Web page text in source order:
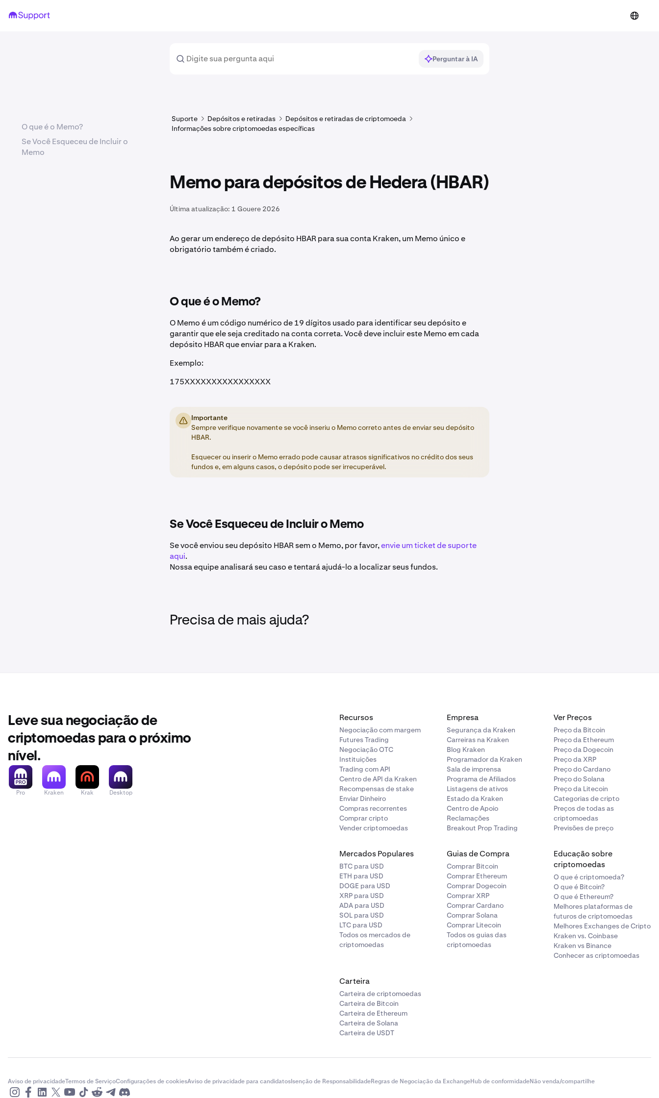
Perguntar à IA
Suporte Depósitos e retiradas
Depósitos e retiradas de criptomoeda
Informações sobre criptomoedas específicas
Memo para depósitos de Hedera (HBAR)
Última atualização: 1 Gouere 2026
Ao gerar um endereço de depósito HBAR para sua conta Kraken, um Memo único e
obrigatório também é criado.
O que é o Memo?
O Memo é um código numérico de 19 dígitos usado para identificar seu depósito e
garantir que ele seja creditado na conta correta. Você deve incluir este Memo em cada
depósito HBAR que enviar para a Kraken.
Exemplo:
175XXXXXXXXXXXXXXXX
Importante
Sempre verifique novamente se você inseriu o Memo correto antes de enviar seu depósito
HBAR.
Esquecer ou inserir o Memo errado pode causar atrasos significativos no crédito dos seus
fundos e, em alguns casos, o depósito pode ser irrecuperável.
Se Você Esqueceu de Incluir o Memo
Se você enviou seu depósito HBAR sem o Memo, por favor,envie um ticket de suporte
aqui.
Nossa equipe analisará seu caso e tentará ajudá-lo a localizar seus fundos.
O que é o Memo?
Se Você Esqueceu de Incluir o
Memo
Precisa de mais ajuda?
Leve sua negociação de
criptomoedas para o próximo
nível.
Pro Kraken Krak Desktop
Recursos
Negociação com margem
Futures Trading
Negociação OTC
Instituições
Trading com API
Centro de API da Kraken
Recompensas de stake
Enviar Dinheiro
Compras recorrentes
Comprar cripto
Vender criptomoedas
Empresa
Segurança da Kraken
Carreiras na Kraken
Blog Kraken
Programador da Kraken
Sala de imprensa
Programa de Afiliados
Listagens de ativos
Estado da Kraken
Centro de Apoio
Reclamações
Breakout Prop Trading
Ver Preços
Preço da Bitcoin
Preço da Ethereum
Preço da Dogecoin
Preço da XRP
Preço do Cardano
Preço do Solana
Preço da Litecoin
Categorias de cripto
Preços de todas as
criptomoedas
Previsões de preço
Mercados Populares
BTC para USD
ETH para USD
DOGE para USD
XRP para USD
ADA para USD
SOL para USD
LTC para USD
Todos os mercados de
criptomoedas
Guias de Compra
Comprar Bitcoin
Comprar Ethereum
Comprar Dogecoin
Comprar XRP
Comprar Cardano
Comprar Solana
Comprar Litecoin
Todos os guias das
criptomoedas
Educação sobre
criptomoedas
O que é criptomoeda?
O que é Bitcoin?
O que é Ethereum?
Melhores plataformas de
futuros de criptomoedas
Melhores Exchanges de Cripto
Kraken vs. Coinbase
Kraken vs Binance
Conhecer as criptomoedas
Carteira
Carteira de criptomoedas
Carteira de Bitcoin
Carteira de Ethereum
Carteira de Solana
Carteira de USDT
Aviso de privacidadeTermos de ServiçoConfigurações de cookiesAviso de privacidade para candidatosIsenção de ResponsabilidadeRegras de Negociação da ExchangeHub de conformidadeNão venda/compartilhe